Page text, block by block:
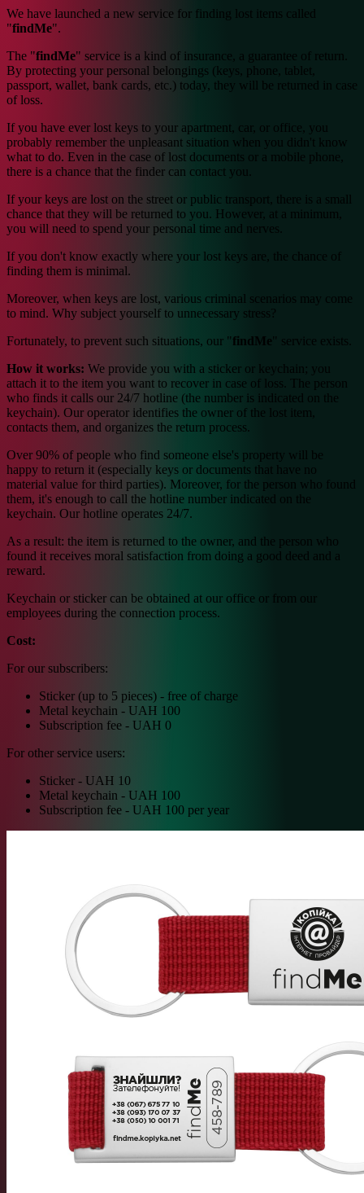
We have launched a new service for finding lost items called
"findMe".
The "findMe" service is a kind of insurance, a guarantee of return.
By protecting your personal belongings (keys, phone, tablet,
passport, wallet, bank cards, etc.) today, they will be returned in case
of loss.
If you have ever lost keys to your apartment, car, or office, you
probably remember the unpleasant situation when you didn't know
what to do. Even in the case of lost documents or a mobile phone,
there is a chance that the finder can contact you.
If your keys are lost on the street or public transport, there is a small
chance that they will be returned to you. However, at a minimum,
you will need to spend your personal time and nerves.
If you don't know exactly where your lost keys are, the chance of
finding them is minimal.
Moreover, when keys are lost, various criminal scenarios may come
to mind. Why subject yourself to unnecessary stress?
Fortunately, to prevent such situations, our "findMe" service exists.
How it works: We provide you with a sticker or keychain; you
attach it to the item you want to recover in case of loss. The person
who finds it calls our 24/7 hotline (the number is indicated on the
keychain). Our operator identifies the owner of the lost item,
contacts them, and organizes the return process.
Over 90% of people who find someone else's property will be
happy to return it (especially keys or documents that have no
material value for third parties). Moreover, for the person who found
them, it's enough to call the hotline number indicated on the
keychain. Our hotline operates 24/7.
As a result: the item is returned to the owner, and the person who
found it receives moral satisfaction from doing a good deed and a
reward.
Keychain or sticker can be obtained at our office or from our
employees during the connection process.
Cost:
For our subscribers:
Sticker (up to 5 pieces) - free of charge
Metal keychain - UAH 100
Subscription fee - UAH 0
For other service users:
Sticker - UAH 10
Metal keychain - UAH 100
Subscription fee - UAH 100 per year